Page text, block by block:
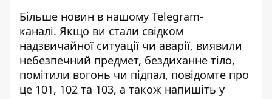
Більше новин в нашому Telegram-
каналі. Якщо ви стали свідком
надзвичайної ситуації чи аварії, виявили
небезпечний предмет, бездиханне тіло,
помітили вогонь чи підпал, повідомте про
це 101, 102 та 103, а також напишіть у